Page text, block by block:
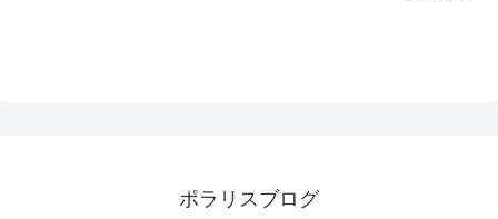
ポラリスブログ